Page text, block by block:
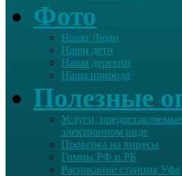
Фото
Наши Люди
Наши дети
Наши деревни
Наша природа
Полезные
Услуги,
электронном виде
Проверка на вирусы
Гимны РФ и РБ
Расписание станция Уфа